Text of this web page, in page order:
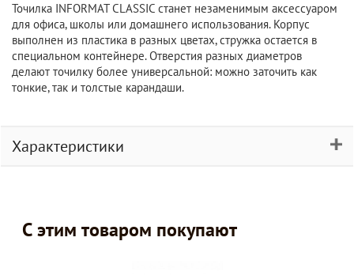
Точилка INFORMAT CLASSIC станет незаменимым аксессуаром
для офиса, школы или домашнего использования. Корпус
выполнен из пластика в разных цветах, стружка остается в
специальном контейнере. Отверстия разных диаметров
делают точилку более универсальной: можно заточить как
тонкие, так и толстые карандаши.
Характеристики
С этим товаром покупают